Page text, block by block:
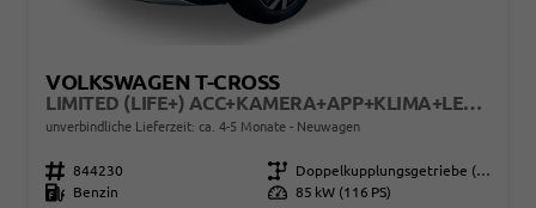
VOLKSWAGEN T-CROSS
LIMITED (LIFE+) ACC+KAMERA+APP+KLIMA+LED+17'' ALU
unverbindliche Lieferzeit: ca. 4-5 Monate Neuwagen
Fahrzeugnr. 844230 Getriebe
Doppelkupplungsgetriebe (DSG)
Kraftstoff
Benzin Leistung 85 kW (116 PS)